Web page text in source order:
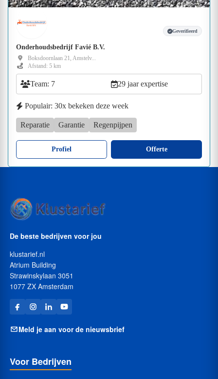
Geverifieerd
Onderhoudsbedrijf Favié B.V.
Boksdoornlaan 21, Amstelv...
Afstand: 5 km
Team: 7 29 jaar expertise
Populair: 30x bekeken deze week
Reparatie Garantie Regenpijpen
Profiel Offerte
De beste bedrijven voor jou
klustarief.nl
Atrium Building
Strawinskylaan 3051
1077 ZX Amsterdam
Meld je aan voor de nieuwsbrief
Voor Bedrijven